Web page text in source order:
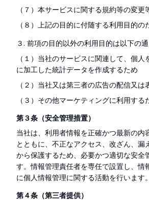
（７）本サービスに関する規約等の変更
（８）上記の目的に付随する利用目的の
３. 前項の目的以外の利用目的は以下の通
（１）当社のサービスに関連して、個
に加工した統計データを作成するため
（２）当社又は第三者の広告の配信又は
（３）その他マーケティングに利用する
第３条（安全管理措置）
当社は、利用者情報を正確かつ最新の内
とともに、不正なアクセス、改ざん、漏
から保護するため、必要かつ適切な安全
す。情報管理責任者を専任で設置し、情
に個人情報管理に関する活動を行います。
第４条（第三者提供）